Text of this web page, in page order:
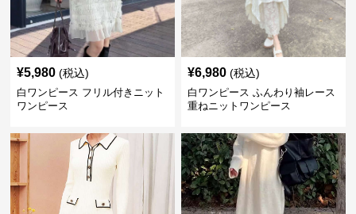
¥5,980 (税込)
白ワンピース フリル付きニット
ワンピース
¥6,980 (税込)
白ワンピース ふんわり袖レース
重ねニットワンピース